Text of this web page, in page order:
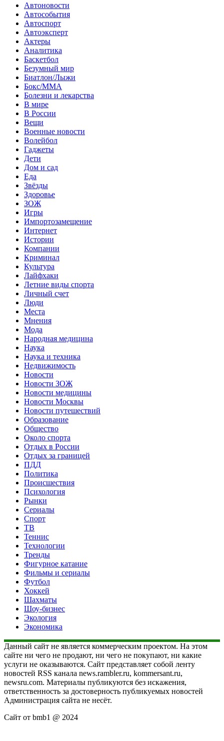
Автоновости
Автособытия
Автоспорт
Автоэксперт
Актеры
Аналитика
Баскетбол
Безумный мир
Биатлон/Лыжи
Бокс/MMA
Болезни и лекарства
В мире
В России
Вещи
Военные новости
Волейбол
Гаджеты
Дети
Дом и сад
Еда
Звёзды
Здоровье
ЗОЖ
Игры
Импортозамещение
Интернет
Истории
Компании
Криминал
Культура
Лайфхаки
Летние виды спорта
Личный счет
Люди
Места
Мнения
Мода
Народная медицина
Наука
Наука и техника
Недвижимость
Новости
Новости ЗОЖ
Новости медицины
Новости Москвы
Новости путешествий
Образование
Общество
Около спорта
Отдых в России
Отдых за границей
ПДД
Политика
Происшествия
Психология
Рынки
Сериалы
Спорт
ТВ
Теннис
Технологии
Тренды
Фигурное катание
Фильмы и сериалы
Футбол
Хоккей
Шахматы
Шоу-бизнес
Экология
Экономика
Данный сайт не является коммерческим проектом. На этом
сайте ни чего не продают, ни чего не покупают, ни какие
услуги не оказываются. Сайт представляет собой ленту
новостей RSS канала news.rambler.ru, kommersant.ru,
newsru.com. Материалы публикуются без искажения,
ответственность за достоверность публикуемых новостей
Администрация сайта не несёт.
Сайт от bmb1 @ 2024